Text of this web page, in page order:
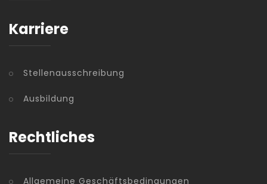
Karriere
Stellenausschreibung
Ausbildung
Rechtliches
Allgemeine Geschäftsbedingungen